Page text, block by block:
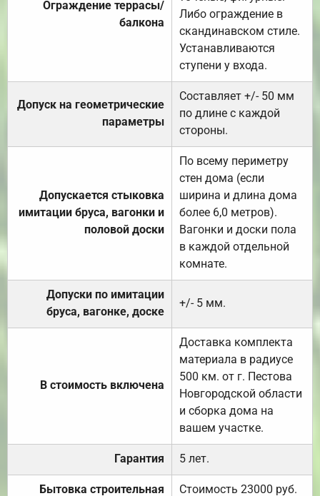
Ограждение террасы/
балкона
Либо ограждение в
скандинавском стиле.
Устанавливаются
ступени у входа.
Допуск на геометрические
параметры
Составляет +/- 50 мм
по длине с каждой
стороны.
Допускается стыковка
имитации бруса, вагонки и
половой доски
По всему периметру
стен дома (если
ширина и длина дома
более 6,0 метров).
Вагонки и доски пола
в каждой отдельной
комнате.
Допуски по имитации
бруса, вагонке, доске
+/- 5 мм.
В стоимость включена
Доставка комплекта
материала в радиусе
500 км. от г. Пестова
Новгородской области
и сборка дома на
вашем участке.
Гарантия 5 лет.
Бытовка строительная Стоимость 23000 руб.